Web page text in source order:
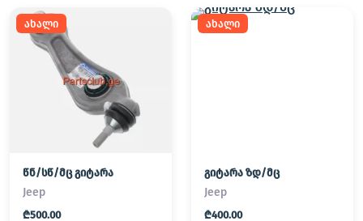
ახალი
წნ/სწ/მც გიტარა
Jeep
₾500.00
ახალი
გიტარა ზდ/მც
Jeep
₾400.00